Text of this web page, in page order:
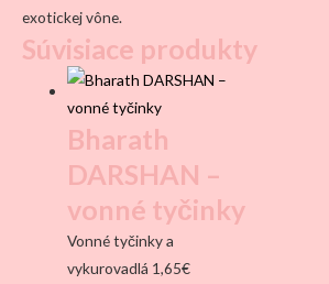
exotickej vône.
Súvisiace produkty
Bharath
DARSHAN –
vonné tyčinky
Vonné tyčinky a
vykurovadlá 1,65€